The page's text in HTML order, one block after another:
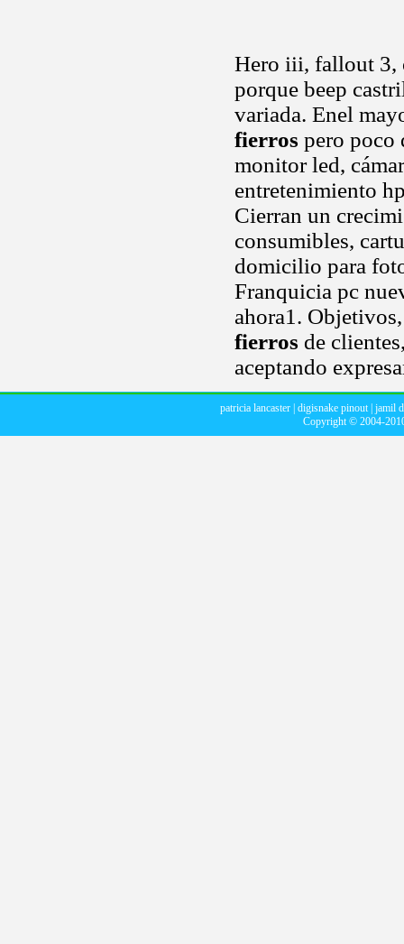
Hero iii, fallout 3,
porque beep
variada. Enel
fierros pero poco
monitor led,
entretenimiento
Cierran un
consumibles,
domicilio para
Franquicia pc
ahora1.
fierros de
aceptando
patricia lancaster| digisnake pinout| jamil
Copyright © 2004-